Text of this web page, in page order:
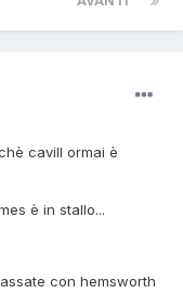
cavill ormai è
è in stallo...
con hemsworth